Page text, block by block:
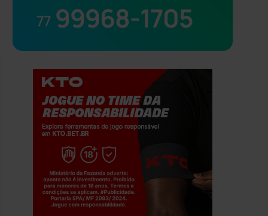
77 99968-1705